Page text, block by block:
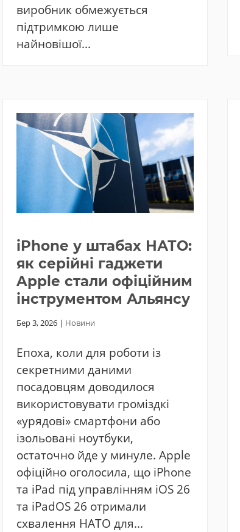
виробник обмежується
підтримкою лише
найновішої...
iPhone у штабах НАТО:
як серійні гаджети
Apple стали офіційним
інструментом Альянсу
Бер 3, 2026| Новини
Епоха, коли для роботи із
секретними даними
посадовцям доводилося
використовувати громіздкі
«урядові» смартфони або
ізольовані ноутбуки,
остаточно йде у минуле. Apple
офіційно оголосила, що iPhone
та iPad під управлінням iOS 26
та iPadOS 26 отримали
схвалення НАТО для...